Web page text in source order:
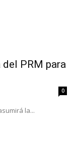
PRM para
0
la...